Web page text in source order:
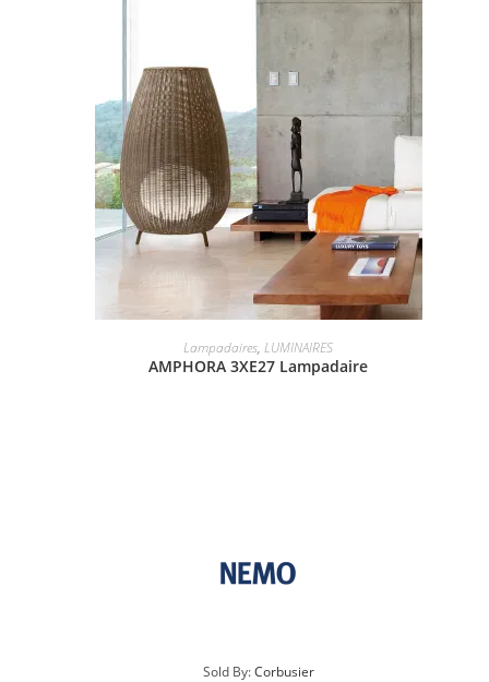
Lampadaires, LUMINAIRES
AMPHORA 3XE27 Lampadaire
Sold By:Corbusier